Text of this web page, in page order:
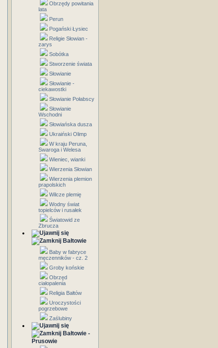
Obrzędy powitania
lata
Perun
Pogański Łysiec
Religie Słowian -
zarys
Sobótka
Stworzenie świata
Słowianie
Słowianie -
ciekawostki
Słowianie Połabscy
Słowianie
Wschodni
Słowiańska dusza
Ukraiński Olimp
W kraju Peruna,
Swaroga i Welesa
Wieniec, wianki
Wierzenia Słowian
Wierzenia plemion
prapolskich
Wilcze plemię
Wodny świat
topielców i rusałek
Światowid ze
Zbrucza
Bałtowie
Baby w fabryce
męczenników - cz. 2
Groby końskie
Obrzęd
ciałopalenia
Religia Bałtów
Uroczystości
pogrzebowe
Zaślubiny
Bałtowie -
Prusowie